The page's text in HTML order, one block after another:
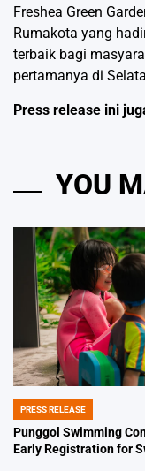
Freshea Green
Rumakota yang
terbaik bagi
pertamanya di
Press release ini
YOU
POSTED
IN
PRESS RELEASE
Punggol Swimming
Early Registration for